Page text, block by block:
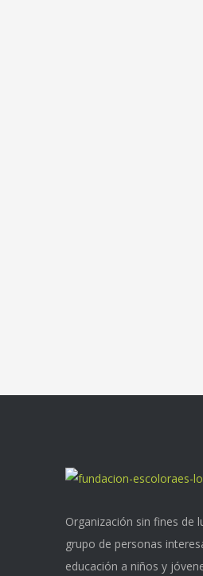
Organización sin fines de
grupo de personas
educación a niños y